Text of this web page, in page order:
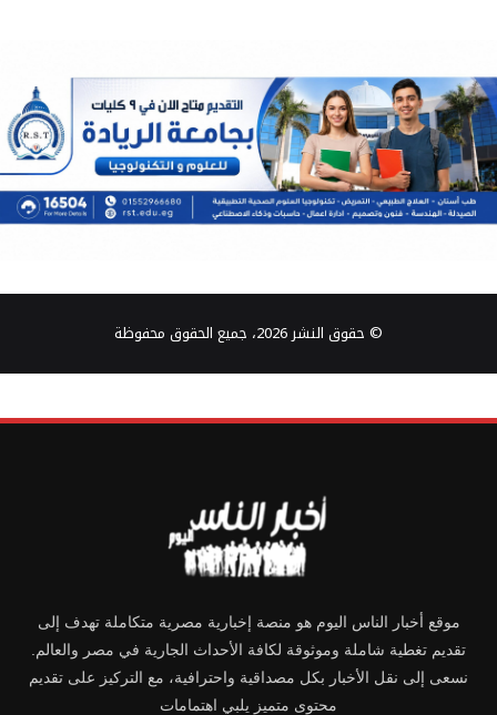
© حقوق النشر 2026، جميع الحقوق محفوظة
موقع أخبار الناس اليوم هو منصة إخبارية مصرية متكاملة تهدف إلى
تقديم تغطية شاملة وموثوقة لكافة الأحداث الجارية في مصر والعالم.
نسعى إلى نقل الأخبار بكل مصداقية واحترافية، مع التركيز على تقديم
محتوى متميز يلبي اهتمامات